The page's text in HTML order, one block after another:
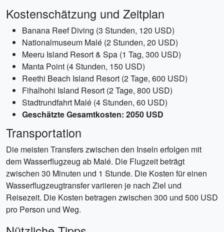
Kostenschätzung und Zeitplan
Banana Reef Diving (3 Stunden, 120 USD)
Nationalmuseum Malé (2 Stunden, 20 USD)
Meeru Island Resort & Spa (1 Tag, 300 USD)
Manta Point (4 Stunden, 150 USD)
Reethi Beach Island Resort (2 Tage, 600 USD)
Fihalhohi Island Resort (2 Tage, 800 USD)
Stadtrundfahrt Malé (4 Stunden, 60 USD)
Geschätzte Gesamtkosten: 2050 USD
Transportation
Die meisten Transfers zwischen den Inseln erfolgen mit
dem Wasserflugzeug ab Malé. Die Flugzeit beträgt
zwischen 30 Minuten und 1 Stunde. Die Kosten für einen
Wasserflugzeugtransfer variieren je nach Ziel und
Reisezeit. Die Kosten betragen zwischen 300 und 500 USD
pro Person und Weg.